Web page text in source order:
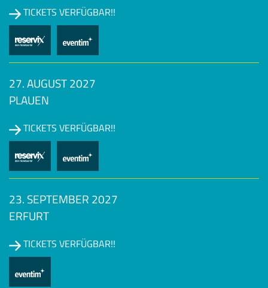
TICKETS VERFÜGBAR!!
27. AUGUST 2027
PLAUEN
TICKETS VERFÜGBAR!!
23. SEPTEMBER 2027
ERFURT
TICKETS VERFÜGBAR!!